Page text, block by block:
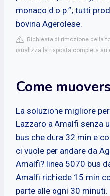
monaco d.o.p.”; tutti
bovina Agerolese.
Richiesta di rimozione della
isualizza la risposta completa su
Come
La soluzione migliore
Lazzaro a Amalfi senza
bus che dura 32 min e
ci vuole per andare da
Amalfi? linea 5070 bus
Amalfi richiede 15 min
parte alle ogni 30 minuti.